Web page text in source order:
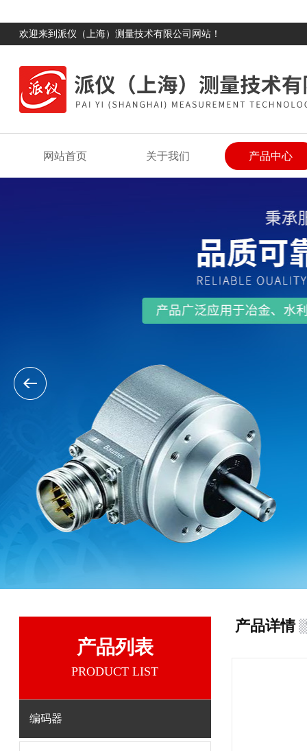
欢迎来到派仪（上海）测量技术有限公司网站！
网站首页 关于我们 产品中心
产品列表
PRODUCT LIST
编码器
产品详情